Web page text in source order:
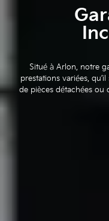
Situé à Arlon, notre
prestations variées,
de pièces détachées ou